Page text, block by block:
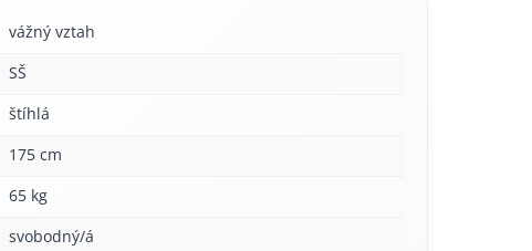
vážný vztah
SŠ
štíhlá
175 cm
65 kg
svobodný/á